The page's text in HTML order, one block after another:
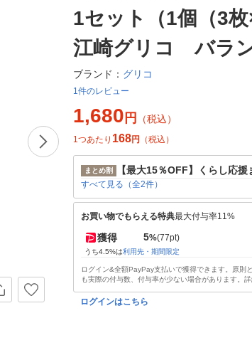
1セット（1個（3枚
江崎グリコ バラ
ブランド： グリコ
1件のレビュー
1,680 円 （税込）
1つあたり 168円 （税込）
まとめ割 【最大15％OFF】くらし応援
すべて見る（全2件）
お買い物でもらえる特典最大付与率11%
獲得 5%(77pt)
うち4.5%は利用先・期間限定
ログイン&全額PayPay支払いで獲得できます。原則
も実際の付与数、付与率が少ない場合があります。
ログインはこちら